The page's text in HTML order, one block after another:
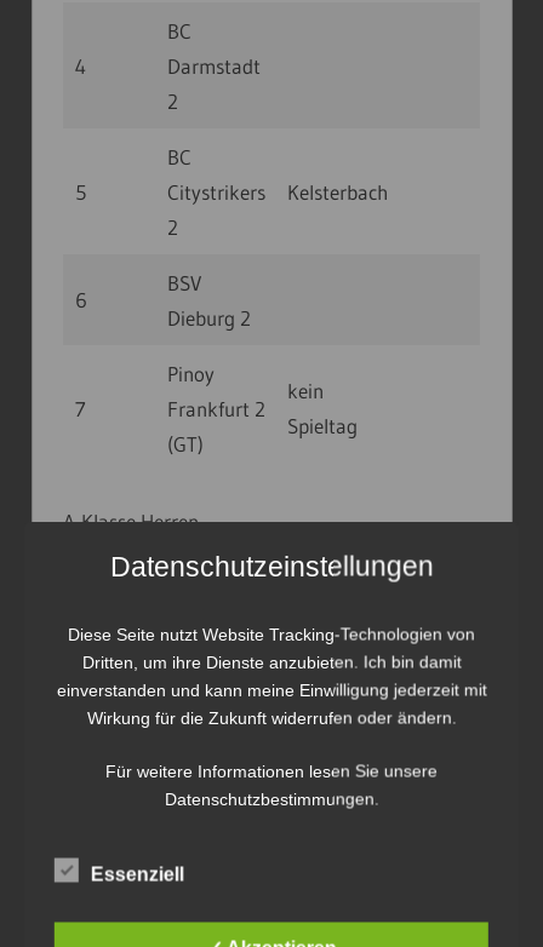
4
BC
Darmstadt
2
5
BC
Citystrikers
2
Kelsterbach
6
BSV
Dieburg 2
7
Pinoy
Frankfurt 2
(GT)
kein
Spieltag
A-Klasse Herren
BC
Wiesbaden
Kelsterbach 27.09.20
3
Frankfurt 2
Eschersheim
Datenschutzeinstellungen
Diese Seite nutzt Website Tracking-Technologien von
Dritten, um ihre Dienste anzubieten. Ich bin damit
einverstanden und kann meine Einwilligung jederzeit mit
Wirkung für die Zukunft widerrufen oder ändern.
Für weitere Informationen lesen Sie unsere
Datenschutzbestimmungen.
Essenziell